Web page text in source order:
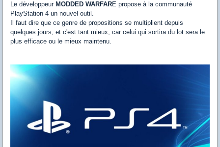
Le développeur MODDED WARFARE propose à la communauté
PlayStation 4 un nouvel outil.
Il faut dire que ce genre de propositions se multiplient depuis
quelques jours, et c'est tant mieux, car celui qui sortira du lot sera le
plus efficace ou le mieux maintenu.